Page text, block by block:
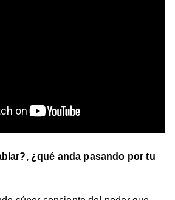
¿qué anda pasando por tu